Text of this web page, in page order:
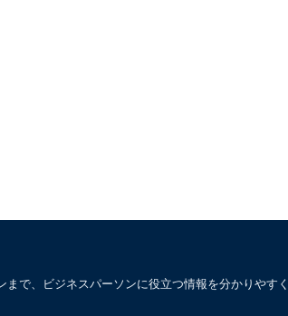
で、ビジネスパーソンに役立つ情報を分かりやすく